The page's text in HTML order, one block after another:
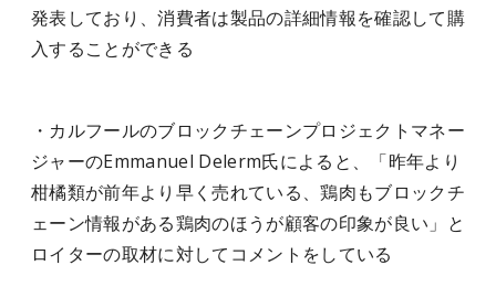
発表しており、消費者は製品の詳細情報を確認して購
入することができる
・カルフールのブロックチェーンプロジェクトマネー
ジャーのEmmanuel Delerm氏によると、「昨年より
柑橘類が前年より早く売れている、鶏肉もブロックチ
ェーン情報がある鶏肉のほうが顧客の印象が良い」と
ロイターの取材に対してコメントをしている